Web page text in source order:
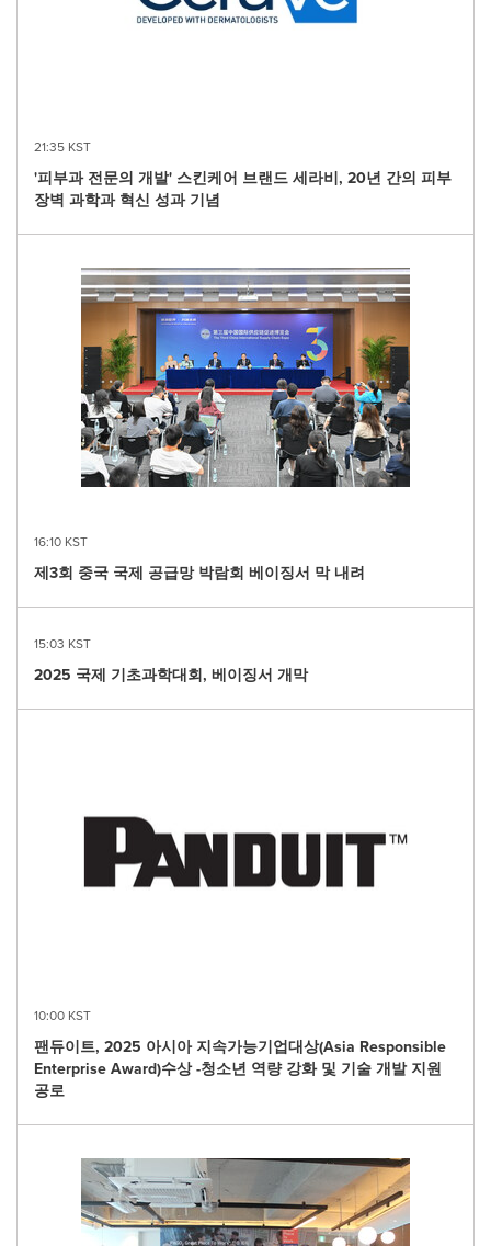
21:35 KST
'피부과 전문의 개발' 스킨케어 브랜드 세라비, 20년 간의 피부
장벽 과학과 혁신 성과 기념
16:10 KST
제3회 중국 국제 공급망 박람회 베이징서 막 내려
15:03 KST
2025 국제 기초과학대회, 베이징서 개막
10:00 KST
팬듀이트, 2025 아시아 지속가능기업대상(Asia Responsible
Enterprise Award)수상 -청소년 역량 강화 및 기술 개발 지원
공로